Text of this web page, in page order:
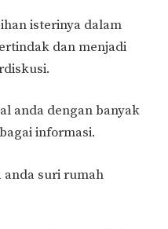
isterinya dalam
dan menjadi
anda dengan banyak
informasi.
suri rumah